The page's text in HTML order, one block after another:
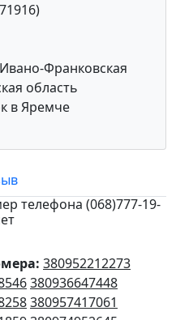
Франковская
область
в Яремче
телефона (068)777-19-
380952212273
380936647448
380957417061